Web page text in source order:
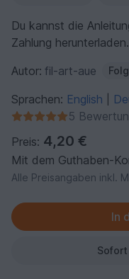
Du kannst die
Zahlung herunterladen.
Autor: fil-art-aue
Sprachen: English
5
Preis: 4,20 €
Mit dem Guthaben-
Alle Preisangaben inkl.